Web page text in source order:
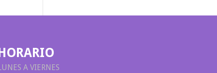
A VIERNES